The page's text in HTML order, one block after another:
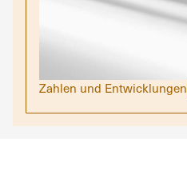
Zahlen und Entwicklungen